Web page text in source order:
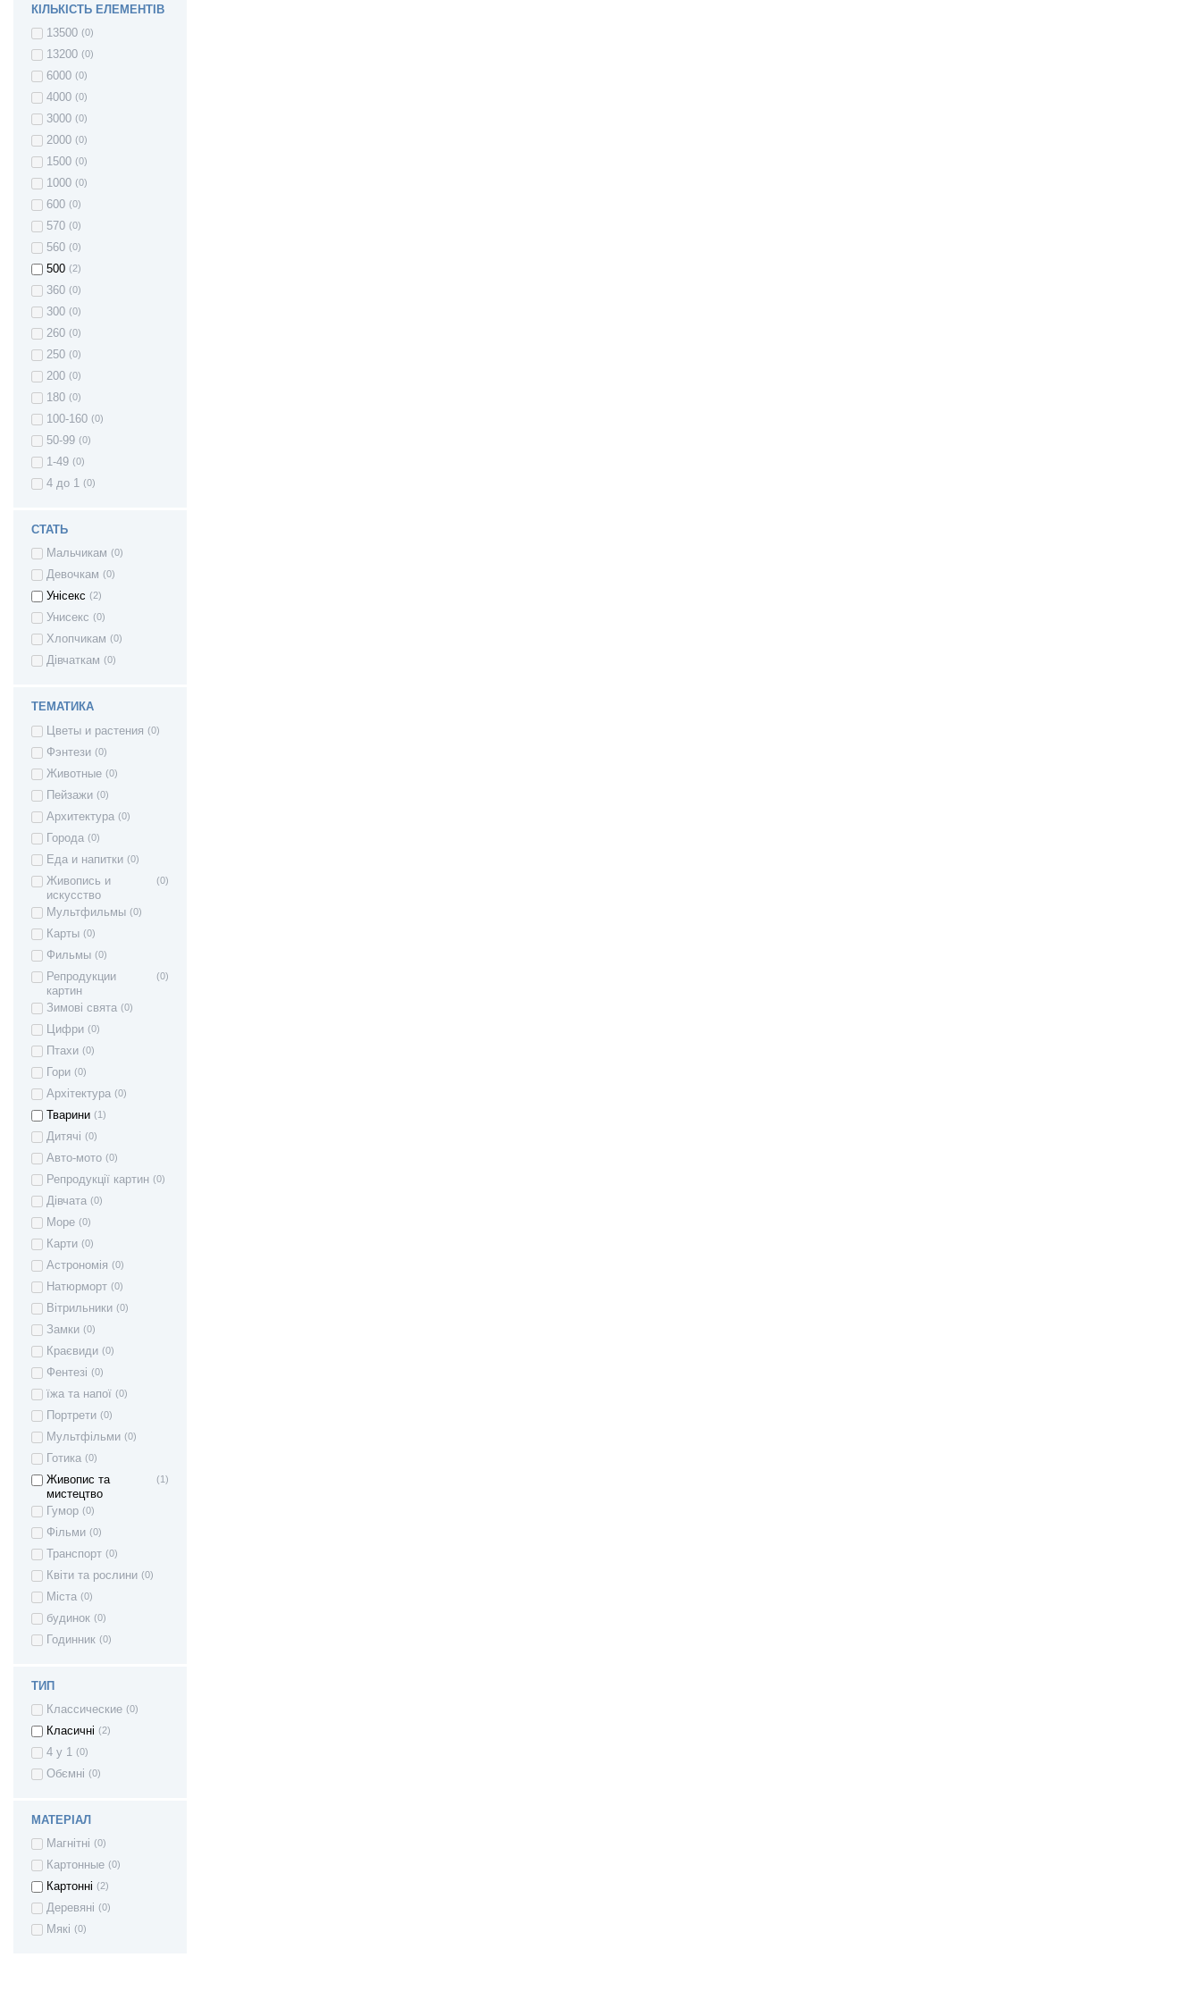
КІЛЬКІСТЬ ЕЛЕМЕНТІВ
13500 (0)
13200 (0)
6000 (0)
4000 (0)
3000 (0)
2000 (0)
1500 (0)
1000 (0)
600 (0)
570 (0)
560 (0)
500 (2)
360 (0)
300 (0)
260 (0)
250 (0)
200 (0)
180 (0)
100-160 (0)
50-99 (0)
1-49 (0)
4 до 1 (0)
СТАТЬ
Мальчикам (0)
Девочкам (0)
Унісекс (2)
Унисекс (0)
Хлопчикам (0)
Дівчаткам (0)
ТЕМАТИКА
Цветы и растения (0)
Фэнтези (0)
Животные (0)
Пейзажи (0)
Архитектура (0)
Города (0)
Еда и напитки (0)
Живопись и
искусство
(0)
Мультфильмы (0)
Карты (0)
Фильмы (0)
Репродукции
картин
(0)
Зимові свята (0)
Цифри (0)
Птахи (0)
Гори (0)
Архітектура (0)
Тварини (1)
Дитячі (0)
Авто-мото (0)
Репродукції картин (0)
Дівчата (0)
Море (0)
Карти (0)
Астрономія (0)
Натюрморт (0)
Вітрильники (0)
Замки (0)
Краєвиди (0)
Фентезі (0)
їжа та напої (0)
Портрети (0)
Мультфільми (0)
Готика (0)
Живопис та
мистецтво
(1)
Гумор (0)
Фільми (0)
Транспорт (0)
Квіти та рослини (0)
Міста (0)
будинок (0)
Годинник (0)
ТИП
Классические (0)
Класичні (2)
4 у 1 (0)
Обємні (0)
МАТЕРІАЛ
Магнітні (0)
Картонные (0)
Картонні (2)
Деревяні (0)
Мякі (0)